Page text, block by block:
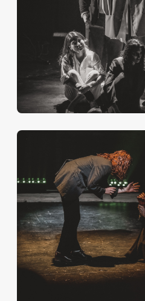
потрясли до глубины души!"